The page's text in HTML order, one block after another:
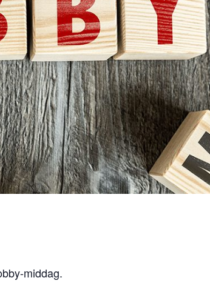
middag.